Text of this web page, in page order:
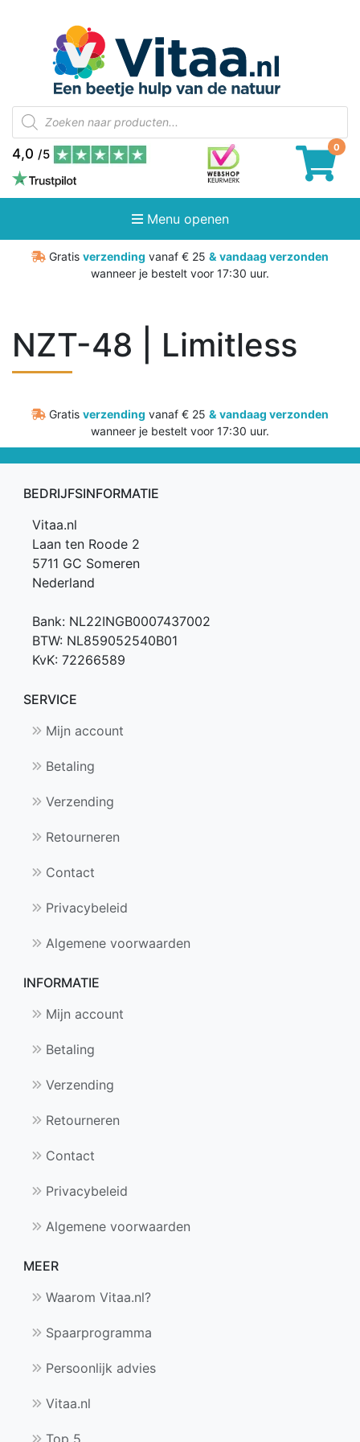
Producten
zoeken
4,0 /5
Menu openen
Gratis verzending vanaf € 25 & vandaag verzonden
wanneer je bestelt voor 17:30 uur.
NZT-48 | Limitless
Gratis verzending vanaf € 25 & vandaag verzonden
wanneer je bestelt voor 17:30 uur.
BEDRIJFSINFORMATIE
Vitaa.nl
Laan ten Roode 2
5711 GC Someren
Nederland
Bank: NL22INGB0007437002
BTW: NL859052540B01
KvK: 72266589
SERVICE
Mijn account
Betaling
Verzending
Retourneren
Contact
Privacybeleid
Algemene voorwaarden
INFORMATIE
Mijn account
Betaling
Verzending
Retourneren
Contact
Privacybeleid
Algemene voorwaarden
MEER
Waarom Vitaa.nl?
Spaarprogramma
Persoonlijk advies
Vitaa.nl
Top 5